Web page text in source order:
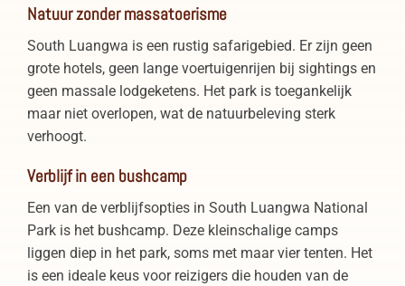
Natuur zonder massatoerisme
South Luangwa is een rustig safarigebied. Er zijn geen
grote hotels, geen lange voertuigenrijen bij sightings en
geen massale lodgeketens. Het park is toegankelijk
maar niet overlopen, wat de natuurbeleving sterk
verhoogt.
Verblijf in een bushcamp
Een van de verblijfsopties in South Luangwa National
Park is het bushcamp. Deze kleinschalige camps
liggen diep in het park, soms met maar vier tenten. Het
is een ideale keus voor reizigers die houden van de